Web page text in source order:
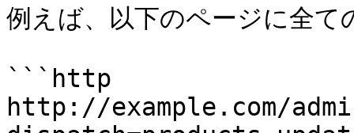
例えば、以下のページに全
```http
http://example.com/